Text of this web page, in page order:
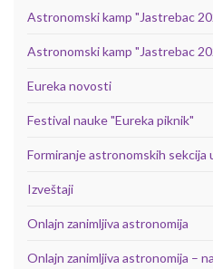
Astronomski kamp "Jastrebac
Astronomski kamp "Jastrebac
Eureka novosti
Festival nauke "Eureka piknik"
Formiranje astronomskih sekcija
Izveštaji
Onlajn zanimljiva astronomija
Onlajn zanimljiva astronomija –